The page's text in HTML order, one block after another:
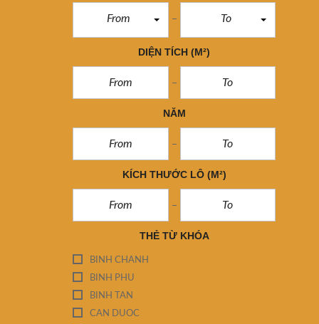
From To
DIỆN TÍCH (M²)
NĂM
KÍCH THƯỚC LÔ (M²)
THẺ TỪ KHÓA
BINH CHANH
BINH PHU
BINH TAN
CAN DUOC